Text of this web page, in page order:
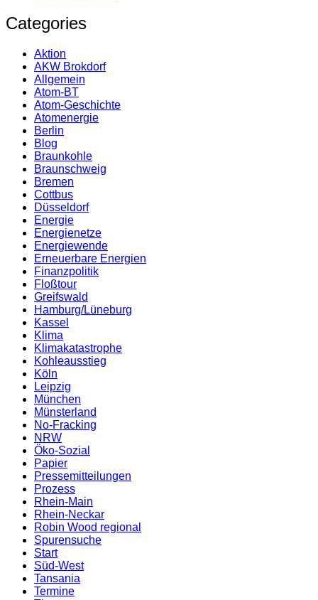
Categories
Aktion
AKW Brokdorf
Allgemein
Atom-BT
Atom-Geschichte
Atomenergie
Berlin
Blog
Braunkohle
Braunschweig
Bremen
Cottbus
Düsseldorf
Energie
Energienetze
Energiewende
Erneuerbare Energien
Finanzpolitik
Floßtour
Greifswald
Hamburg/Lüneburg
Kassel
Klima
Klimakatastrophe
Kohleausstieg
Köln
Leipzig
München
Münsterland
No-Fracking
NRW
Öko-Sozial
Papier
Pressemitteilungen
Prozess
Rhein-Main
Rhein-Neckar
Robin Wood regional
Spurensuche
Start
Süd-West
Tansania
Termine